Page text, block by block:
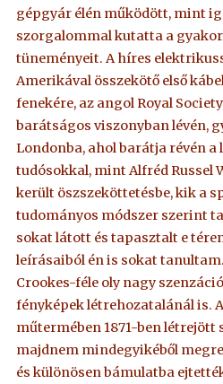
gépgyár élén működött, mint
szorgalommal kutatta a
tüneményeit. A híres
Amerikával összekötő első
fenekére, az angol Royal
barátságos viszonyban lévén,
Londonba, ahol barátja révén a
tudósokkal, mint Alfréd Russel
került öszszeköttetésbe, kik a
tudományos módszer szerint
sokat látott és tapasztalt e
leírásaiból én is sokat
Crookes-féle oly nagy
fényképek létrehozatalánál is.
műtermében 1871-ben létrejött
majdnem mindegyikéből
és különösen bámulatba